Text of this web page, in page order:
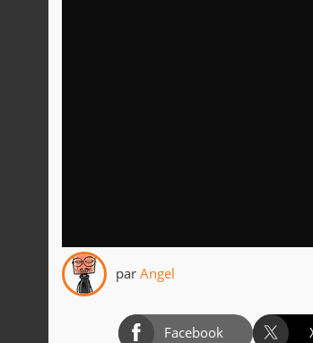
par Angel
Facebook